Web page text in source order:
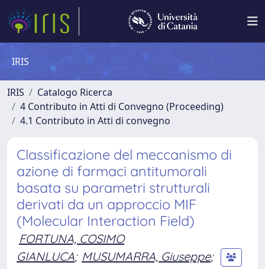
IRIS
IRIS
Catalogo Ricerca
4 Contributo in Atti di Convegno (Proceeding)
4.1 Contributo in Atti di convegno
Classificazione del meccanismo di
azione di farmaci antitumorali
basata su parametri strutturali
derivati da un approccio MIF
(Molecular Interaction Field)
FORTUNA, COSIMO
GIANLUCA; MUSUMARRA, Giuseppe;